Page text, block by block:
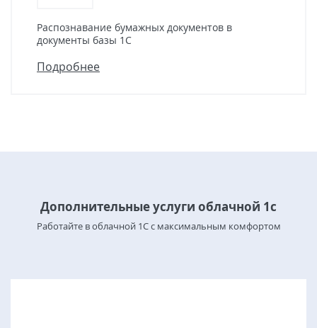
Распознавание бумажных документов в
документы базы 1С
Подробнее
Дополнительные услуги облачной 1с
Работайте в облачной 1С с максимальным комфортом